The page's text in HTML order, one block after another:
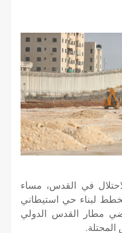
في القدس، مساء
مخطط لبناء حي استيطاني
مطار القدس الدولي
.